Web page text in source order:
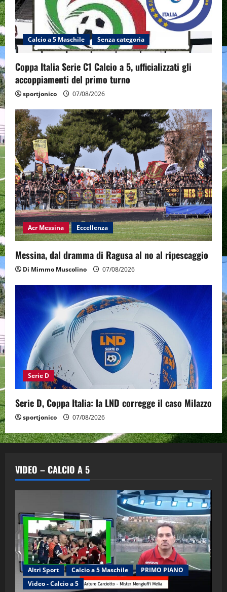
Calcio a 5 Maschile Senza categoria
Coppa Italia Serie C1 Calcio a 5, ufficializzati gli
accoppiamenti del primo turno
sportjonico 07/08/2026
Acr Messina Eccellenza
Messina, dal dramma di Ragusa al no al ripescaggio
Di Mimmo Muscolino 07/08/2026
Serie D
Serie D, Coppa Italia: la LND corregge il caso Milazzo
sportjonico 07/08/2026
VIDEO – CALCIO A 5
Altri Sport Calcio a 5 Maschile
PRIMO PIANO
Video - Calcio a 5